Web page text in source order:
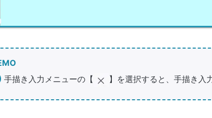
手描き入力メニューの【
】を選択すると、手描き入